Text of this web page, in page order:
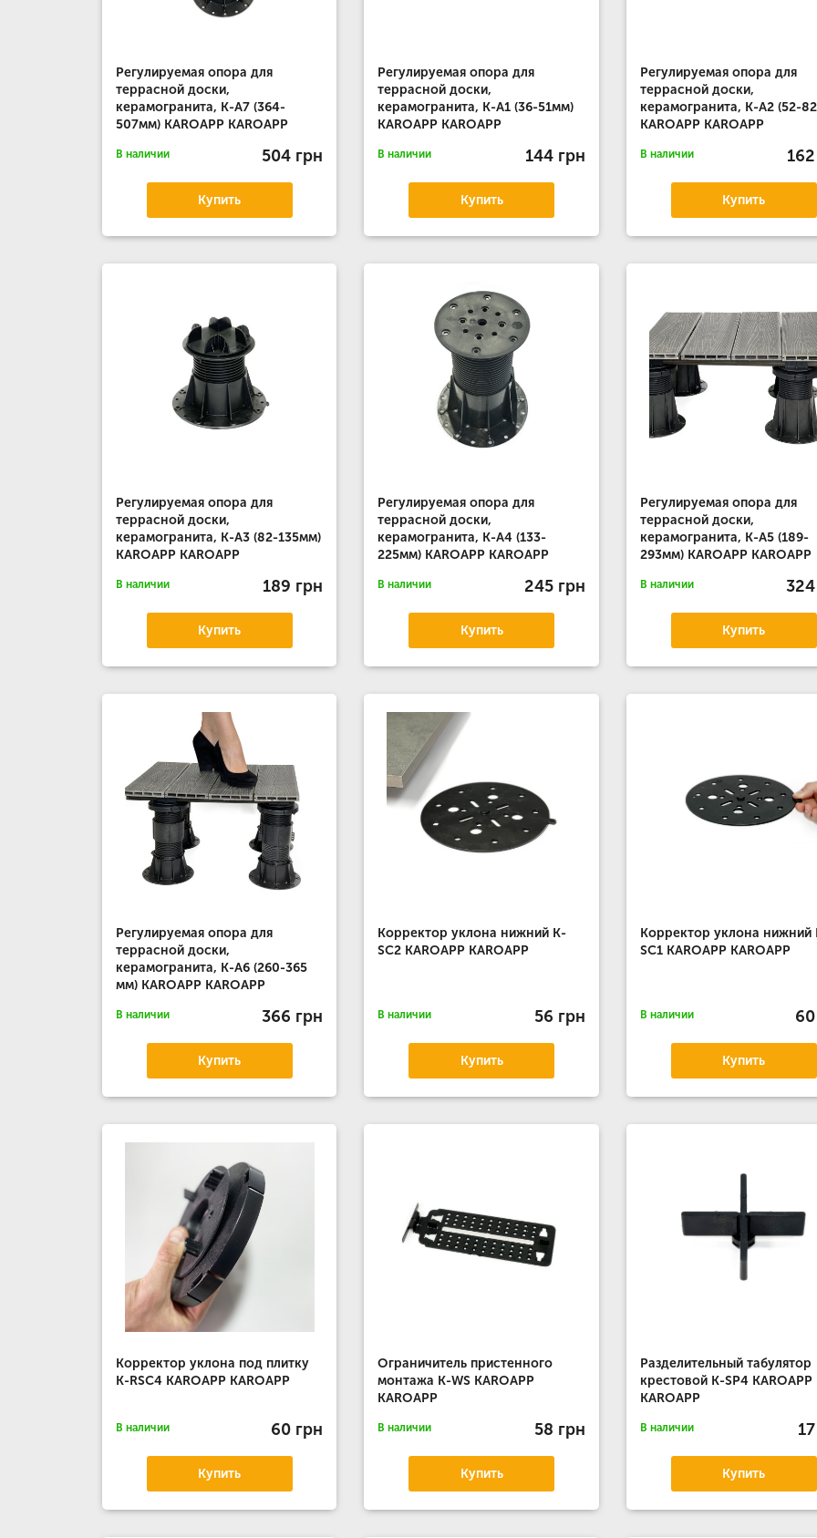
Регулируемая опора для
террасной доски,
керамогранита, К-А7 (364-
507мм) KAROAPP KAROAPP
В наличии 504 грн
Купить
Регулируемая опора для
террасной доски,
керамогранита, К-А1 (36-51мм)
KAROAPP KAROAPP
В наличии 144 грн
Купить
Регулируемая опора для
террасной доски,
керамогранита, К-А2 (52-
KAROAPP KAROAPP
В наличии
Купить
Регулируемая опора для
террасной доски,
керамогранита, К-А3 (82-135мм)
KAROAPP KAROAPP
В наличии 189 грн
Купить
Регулируемая опора для
террасной доски,
керамогранита, К-А4 (133-
225мм) KAROAPP KAROAPP
В наличии 245 грн
Купить
Регулируемая опора для
террасной доски,
керамогранита, К-А5 (189-
293мм) KAROAPP KAROAPP
В наличии
Купить
Регулируемая опора для
террасной доски,
керамогранита, К-А6 (260-365
мм) KAROAPP KAROAPP
В наличии 366 грн
Купить
Корректор уклона нижний K-
SC2 KAROAPP KAROAPP
В наличии 56 грн
Купить
Корректор уклона нижний
SC1 KAROAPP KAROAPP
В наличии
Купить
Корректор уклона под плитку
K-RSC4 KAROAPP KAROAPP
В наличии 60 грн
Купить
Ограничитель пристенного
монтажа K-WS KAROAPP
KAROAPP
В наличии 58 грн
Купить
Разделительный табулятор
крестовой K-SP4 KAROAPP
KAROAPP
В наличии
Купить